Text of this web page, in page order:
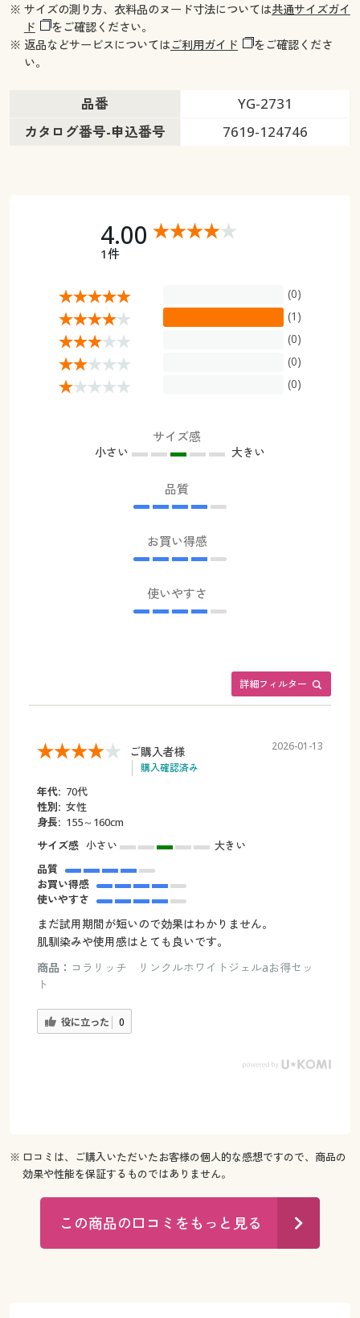
※ サイズの測り方、衣料品のヌード寸法については共通サイズガイ
ド
をご確認ください。
※ 返品などサービスについてはご利用ガイド
をご確認くださ
い。
品番
YG-2731
カタログ番号-申込番号
7619-124746
4.00
1件
(0)
(1)
(0)
(0)
(0)
サイズ感
小さい 大きい
品質
お買い得感
使いやすさ
詳細フィルター
ご購入者様
購入確認済み
2026-01-13
年代: 70代
性別: 女性
身長: 155～160cm
サイズ感 小さい
大きい
品質
お買い得感
使いやすさ
まだ試用期間が短いので効果はわかりません。
肌馴染みや使用感はとても良いです。
商品： コラリッチ リンクルホワイトジェルaお得セッ
ト
役に立った 0
※ 口コミは、ご購入いただいたお客様の個人的な感想ですので、商品の
効果や性能を保証するものではありません。
この商品の口コミをもっと見る